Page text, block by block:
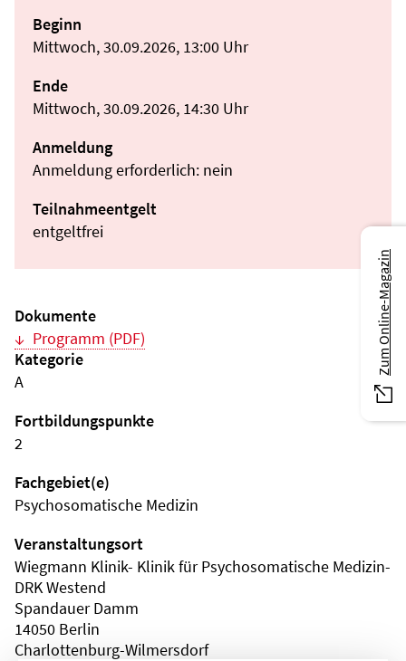
Beginn
Mittwoch, 30.09.2026, 13:00 Uhr
Ende
Mittwoch, 30.09.2026, 14:30 Uhr
Anmeldung
Anmeldung erforderlich: nein
Teilnahmeentgelt
entgeltfrei
Dokumente
Programm (PDF)
Kategorie
A
Fortbildungspunkte
2
Fachgebiet(e)
Psychosomatische Medizin
Veranstaltungsort
Wiegmann Klinik- Klinik für Psychosomatische Medizin-
DRK Westend
Spandauer Damm
14050 Berlin
Charlottenburg-Wilmersdorf
Zum Online-Magazin